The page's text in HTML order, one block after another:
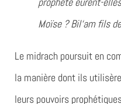
Moïse ? Bil‘am fils
Le midrach poursuit en
la manière dont ils
leurs pouvoirs